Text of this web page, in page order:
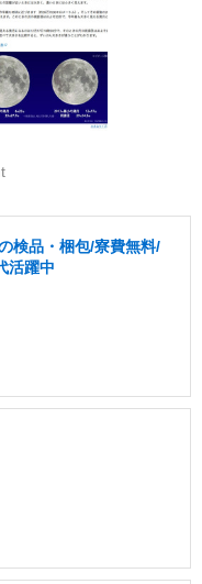
検品・梱包/寮費無料/
活躍中